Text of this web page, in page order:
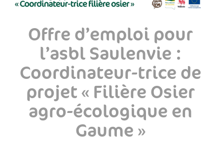
Offre d’emploi pour
l’asbl Saulenvie :
Coordinateur-trice de
projet « Filière Osier
agro-écologique en
Gaume »